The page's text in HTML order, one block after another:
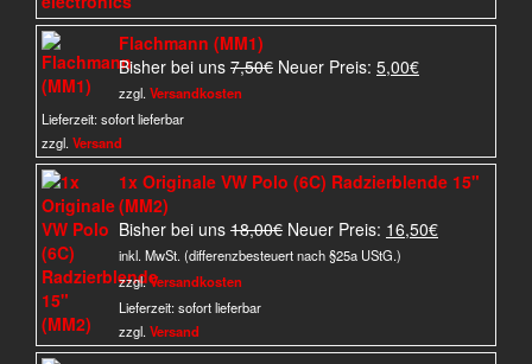
Flachmann (MM1)
Bisher bei uns 7,50€ Ursprünglicher
Neuer Preis: 5,00€Aktueller
zzgl. Versandkosten
Lieferzeit:sofort lieferbar
zzgl. Versand
1x Originale VW Polo (6C) Radzierblende 15"
(MM2)
Bisher bei uns 18,00€ Ursprünglicher
Preis
Neuer Preis: 16,50€Aktueller
inkl. MwSt. (differenzbesteuert nach §25a UStG.)
zzgl.Versandkosten
Lieferzeit:sofort lieferbar
zzgl. Versand